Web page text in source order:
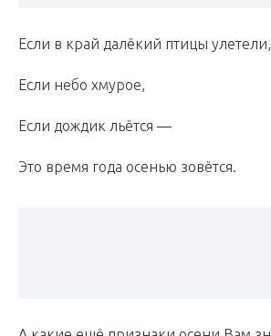
Если в край далёкий птицы улетели,
Если небо хмурое,
Если дождик льётся —
Это время года осенью зовётся.